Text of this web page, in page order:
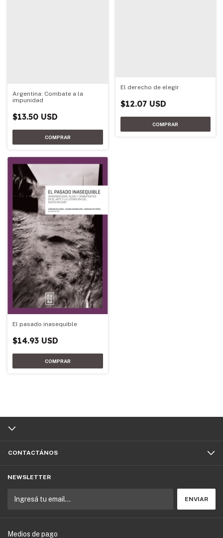
Argentina: Combate a la
impunidad
$13.50 USD
El derecho de elegir
$12.07 USD
El pasado inasequible
$14.93 USD
CONTACTÁNOS
NEWSLETTER
Medios de pago